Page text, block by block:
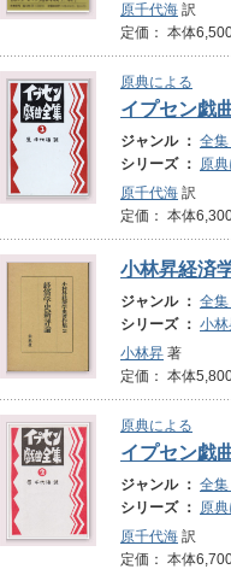
原千代海 訳
定価： 本体
原典による
イプセン戯
ジャンル ： 全
シリーズ ： 原
原千代海 訳
定価： 本体
小林昇経済
ジャンル ： 全
シリーズ ： 小
小林昇 著
定価： 本体
原典による
イプセン戯
ジャンル ： 全
シリーズ ： 原
原千代海 訳
定価： 本体